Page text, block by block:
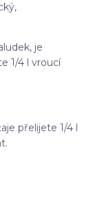
je
1/4 l vroucí
přelijete 1/4 l